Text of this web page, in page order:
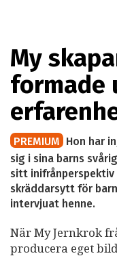
My
formade
PREMIUM Hon har
sig i sina barns
sitt
skräddarsytt för
intervjuat henne.
När My Jernkrok
producera eget